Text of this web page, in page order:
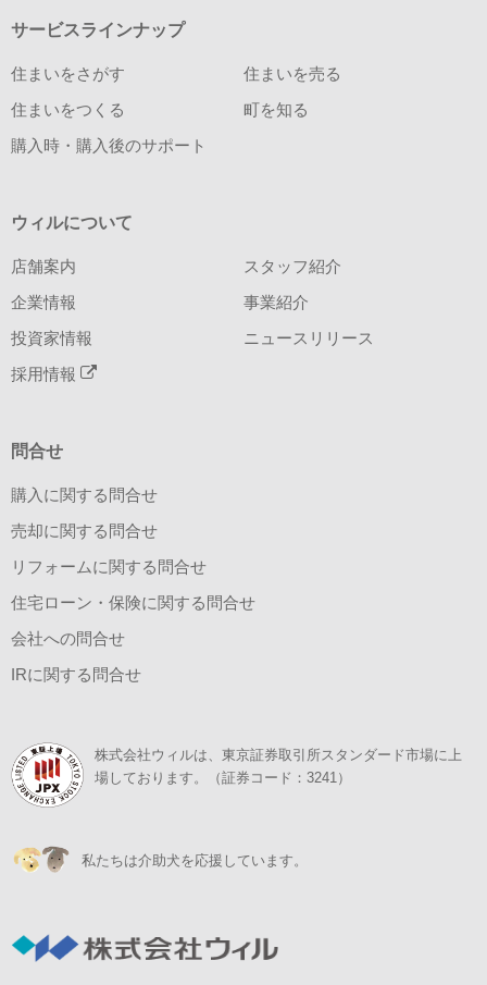
サービスラインナップ
住まいをさがす 住まいを売る
住まいをつくる 町を知る
購入時・購入後のサポート
ウィルについて
店舗案内 スタッフ紹介
企業情報 事業紹介
投資家情報 ニュースリリース
採用情報
問合せ
購入に関する問合せ
売却に関する問合せ
リフォームに関する問合せ
住宅ローン・保険に関する問合せ
会社への問合せ
IRに関する問合せ
株式会社ウィルは、東京証券取引所スタンダード市場に上
場しております。（証券コード：3241）
私たちは介助犬を応援しています。